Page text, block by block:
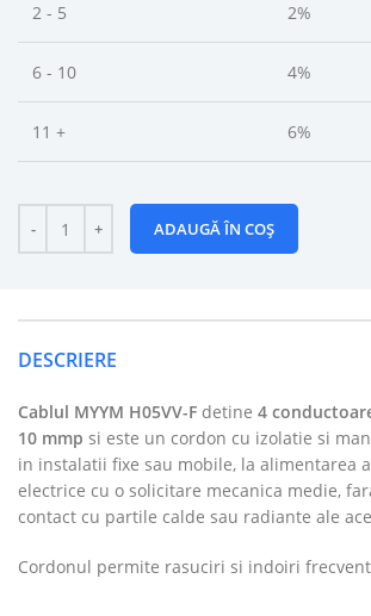
2 - 5 2%
6 - 10 4%
11 + 6%
ADAUGĂ ÎN COȘ
DESCRIERE
Cablul MYYM H05VV-F detine 4
10 mmp si este un cordon cu izolatie si
in instalatii fixe sau mobile, la alimentarea
electrice cu o solicitare mecanica medie,
contact cu partile calde sau radiante ale
Cordonul permite rasuciri si indoiri